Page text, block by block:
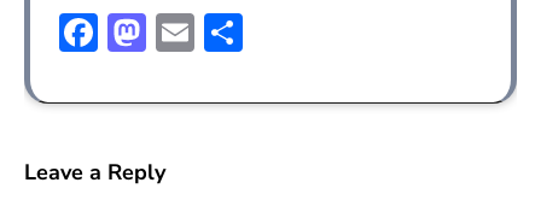
Facebook
Mastodon
Email
Leave a Reply